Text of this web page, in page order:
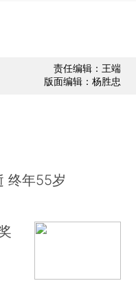
责任编辑：王端
版面编辑：杨胜忠
终年55岁